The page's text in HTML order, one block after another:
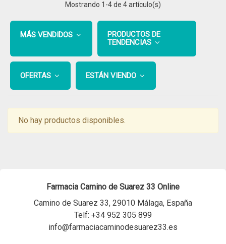
Mostrando 1 -4 de 4 artículo(s)
MÁS VENDIDOS
PRODUCTOS DE
TENDENCIAS
OFERTAS ESTÁN VIENDO
No hay productos disponibles.
Farmacia Camino de Suarez 33 Online
Camino de Suarez 33, 29010 Málaga, España
Telf: +34 952 305 899
info@farmaciacaminodesuarez33.es